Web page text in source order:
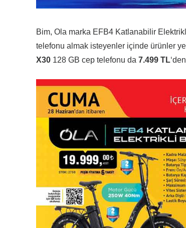
Bim, Ola marka EFB4 Katlanabilir
telefonu almak isteyenler içinde ürünler
X30 128 GB cep telefonu da 7.499 TL